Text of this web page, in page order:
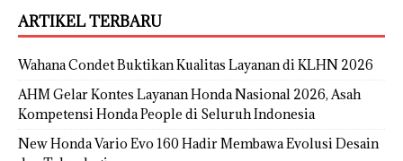
ARTIKEL TERBARU
Wahana Condet Buktikan Kualitas Layanan di KLHN 2026
AHM Gelar Kontes Layanan Honda Nasional 2026, Asah
Kompetensi Honda People di Seluruh Indonesia
New Honda Vario Evo 160 Hadir Membawa Evolusi Desain